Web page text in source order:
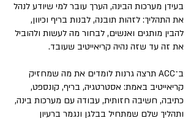
בעידן מערכות הבינה, הערך עובר למי שיודע לנהל
את התהליך: לזהות תובנה, לבנות בריף וכיוון,
להבין מותגים ואנשים, לבחור מה לעשות ולהוביל
את זה עד שזה נהיה קריאייטיב שעובד.
ב־ACC תרצה גרנות לומדים את מה שמחזיק
קריאייטיב באמת: אסטרטגיה, בריף, קונספט,
כתיבה, חשיבה חזותית, עבודה עם מערכות בינה,
ותהליך שלם שמתחיל בבלגן ונגמר ברעיון